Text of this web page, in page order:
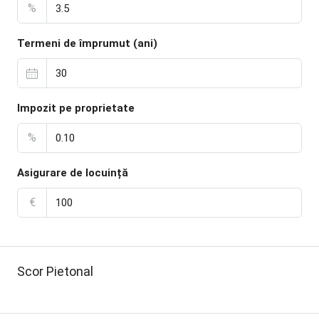
%
Termeni de împrumut (ani)
Impozit pe proprietate
%
Asigurare de locuință
€
Scor Pietonal